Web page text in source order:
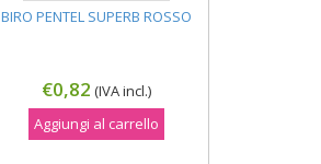
BIRO PENTEL SUPERB ROSSO
€0,82 (IVA incl.)
Aggiungi al carrello